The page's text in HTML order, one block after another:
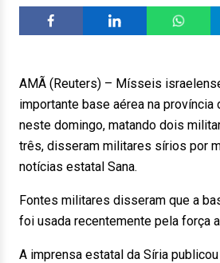
AMÃ (Reuters) – Mísseis
importante base aérea na província
neste domingo, matando dois
três, disseram militares sírios por
notícias estatal Sana.
Fontes militares disseram que a
foi usada recentemente pela força
A imprensa estatal da Síria